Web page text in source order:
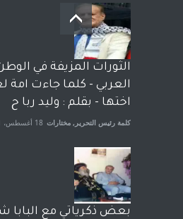
بعد معارك قضائية
وترافع فيها بنفسه مرة
الشيخ طارق يوسف يقهر
الحكومة الأمريكية ،
الجنسية عن يد وهم
آراء حرة مختارات 7 أبريل، 2023
الثورات المزيفة في
العربي - كلما جاءت امة
اختها - بقلم : وليد ربا ح
كلمة رئيس التحرير , مختارات 18 أغسطس، 2021
بعض ذكرياتي مع البابا